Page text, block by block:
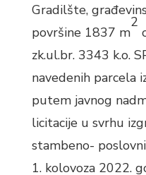
Gradilšte,
površine 1837 m
2
zk.ul.br. 3343 k.o.
navedenih parcela
putem javnog
licitacije u svrhu
stambeno-
1. kolovoza 2022.